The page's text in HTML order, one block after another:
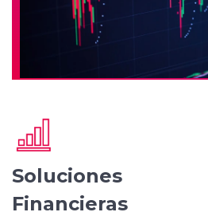
Soluciones
Financieras